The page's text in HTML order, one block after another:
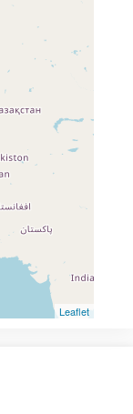
Leaflet